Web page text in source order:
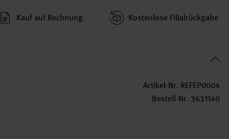
Kauf auf Rechnung Kosten­lose Filial­rückgabe
Artikel-Nr. REFEP0004
Bestell-Nr. 3631140